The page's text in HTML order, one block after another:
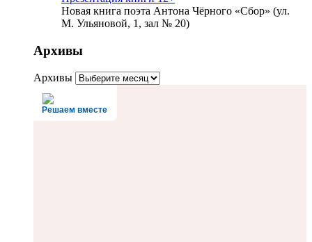
Новая книга поэта Антона Чёрного «Сбор» (ул.
М. Ульяновой, 1, зал № 20)
Архивы
Архивы
Решаем вместе